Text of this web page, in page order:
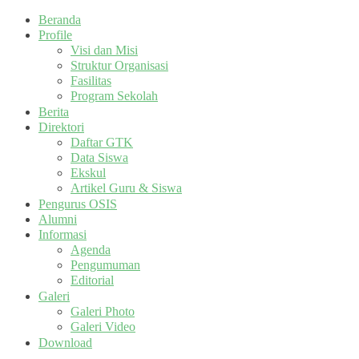
Beranda
Profile
Visi dan Misi
Struktur Organisasi
Fasilitas
Program Sekolah
Berita
Direktori
Daftar GTK
Data Siswa
Ekskul
Artikel Guru & Siswa
Pengurus OSIS
Alumni
Informasi
Agenda
Pengumuman
Editorial
Galeri
Galeri Photo
Galeri Video
Download